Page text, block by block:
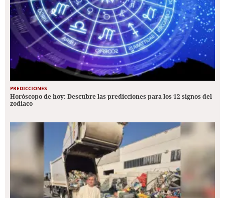
PREDICCIONES
Horóscopo de hoy: Descubre las predicciones para los 12 signos del
zodiaco